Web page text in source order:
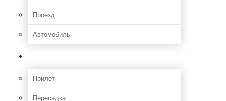
Проезд
Автомобиль
Прилет
Пересадка